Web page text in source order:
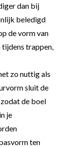
dan bij
beledigd
de vorm van
trappen,
zo nuttig als
sluit de
de boel
je
ten